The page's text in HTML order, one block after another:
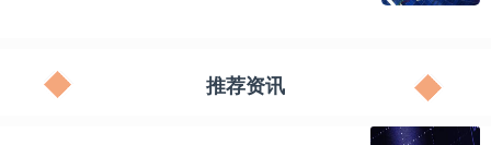
推荐资讯